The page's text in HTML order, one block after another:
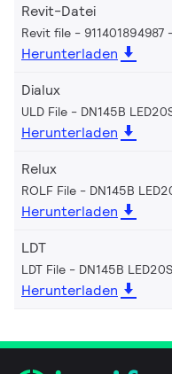
Revit-Datei
Revit file - 911401894987
Herunterladen
Dialux
ULD File - DN145B
Herunterladen
Relux
ROLF File - DN145B
Herunterladen
LDT
LDT File - DN145B
Herunterladen